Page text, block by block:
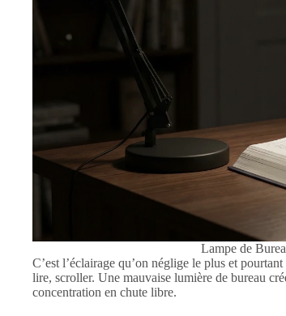
Lampe de
C’est l’éclairage qu’on néglige le plus et
lire, scroller. Une mauvaise lumière de bureau
concentration en chute libre.